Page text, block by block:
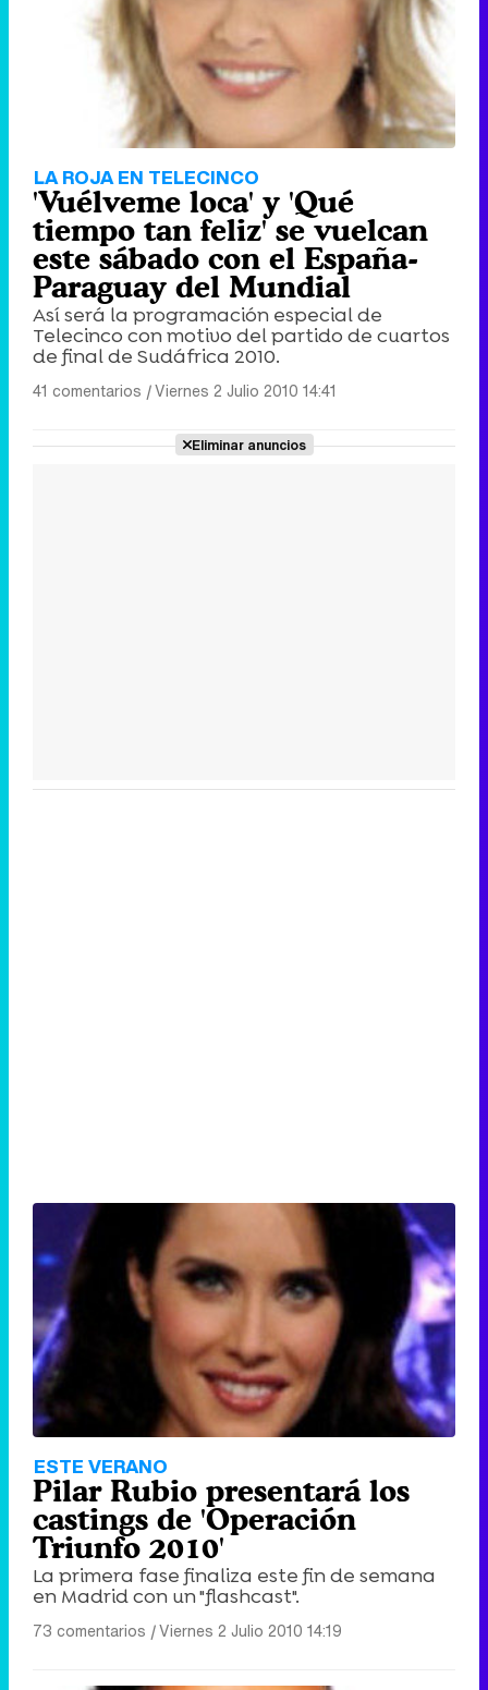
LA ROJA EN TELECINCO
'Vuélveme loca' y 'Qué
tiempo tan feliz' se vuelcan
este sábado con el España-
Paraguay del Mundial
Así será la programación especial de
Telecinco con motivo del partido de cuartos
de final de Sudáfrica 2010.
41 comentarios |Viernes 2 Julio 2010 14:41
Eliminar anuncios
ESTE VERANO
Pilar Rubio presentará los
castings de 'Operación
Triunfo 2010'
La primera fase finaliza este fin de semana
en Madrid con un "flashcast".
73 comentarios |Viernes 2 Julio 2010 14:19